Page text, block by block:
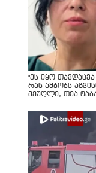
"ეს იყო
რას ამბობს
მეუღლე, თეა